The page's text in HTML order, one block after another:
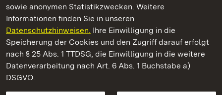
sowie anonymen Statistikzwecken. Weitere
Informationen finden Sie in unseren
Datenschutzhinweisen. Ihre Einwilligung in die
Speicherung der Cookies und den Zugriff darauf erfolgt
nach § 25 Abs. 1 TTDSG, die Einwilligung in die weitere
Datenverarbeitung nach Art. 6 Abs. 1 Buchstabe a)
DSGVO.
Kloster Grosscomburg
Staatliche Schlösser und Gärten Baden-Württemberg
Kontakt